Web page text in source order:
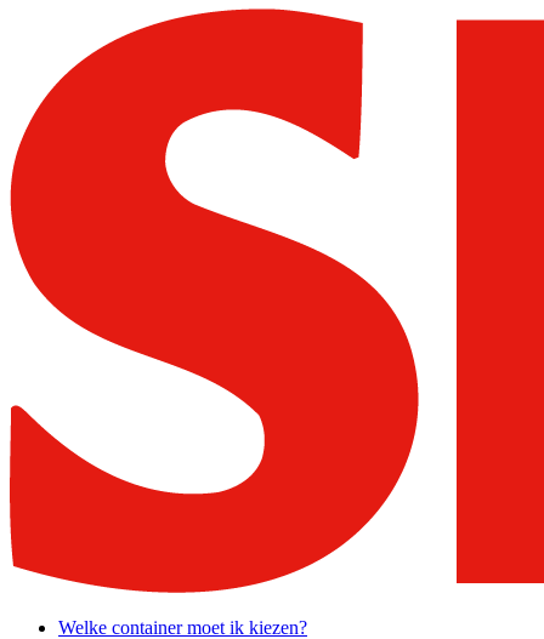
Welke container moet ik kiezen?